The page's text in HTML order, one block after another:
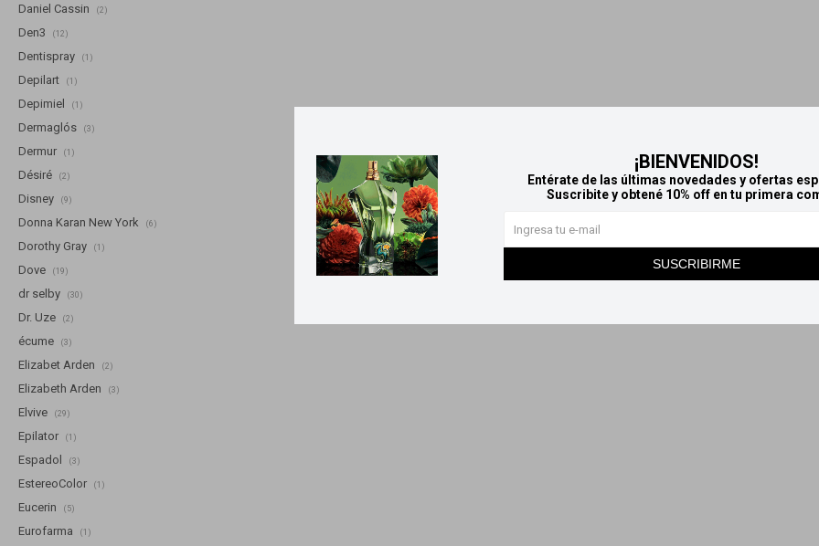
¡BIENVENIDOS!
Entérate de las últimas novedades y ofertas
Suscribite y obtené 10% off en tu primera
SUSCRIBIRME
Daniel Cassin (2)
Den3 (12)
Dentispray (1)
Depilart (1)
Depimiel (1)
Dermaglós (3)
Dermur (1)
Désiré (2)
Disney (9)
Donna Karan New York (6)
Dorothy Gray (1)
Dove (19)
dr selby (30)
Dr. Uze (2)
écume (3)
Elizabet Arden (2)
Elizabeth Arden (3)
Elvive (29)
Epilator (1)
Espadol (3)
EstereoColor (1)
Eucerin (5)
Eurofarma (1)